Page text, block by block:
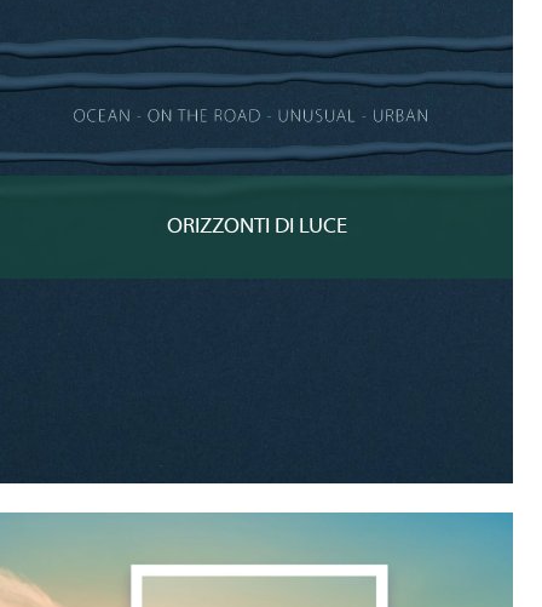
ORIZZONTI DI LUCE